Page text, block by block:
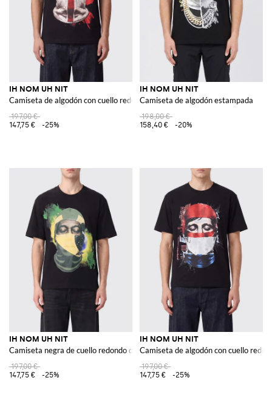
IH NOM UH NIT
Camiseta de algodón con cuello redondo, estampado gráfico y eslogan
197,00 €
147,75 €
-25%
IH NOM UH NIT
Camiseta de algodón estampada
198,00 €
158,40 €
-20%
IH NOM UH NIT
Camiseta negra de cuello redondo de algodón con estampado y eslogan
197,00 €
147,75 €
-25%
IH NOM UH NIT
Camiseta de algodón con cuello
197,00 €
147,75 €
-25%